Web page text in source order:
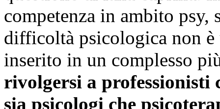
competenza in ambito psy,
difficoltà psicologica non è
inserito in un complesso
rivolgersi a professionisti
sia psicologi che